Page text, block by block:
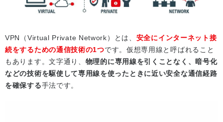
VPN（Virtual Private Network）とは、 安全にインターネット接
続をするための通信技術の1つです。仮想専用線と呼ばれること
もあります。文字通り、 物理的に専用線を引くことなく、暗号化
などの技術を駆使して専用線を使ったときに近い安全な通信経路
を確保する手法です。